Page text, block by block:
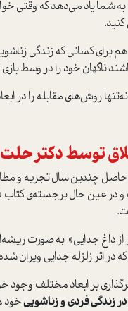
شما ياد مي‌دهد که وقتي
براي کساني که زندگي
ناگهان خود را در وسط
روش‌هاي مقابله را در
توسط دکتر حلت
حاصل چندين سال تجربه و
در عين حال برجسته‌ي کتاب
از داغ جدايي» به صورت
زلزله جدايي ويران
بر ابعاد مختلف وجود
زندگي فردي و زناشوييخود